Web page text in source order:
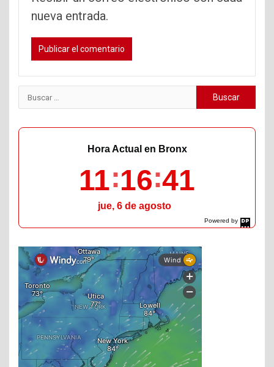
nueva entrada.
Buscar:
Powered by
DaysPedia.com
Hora Actual en Bronx
11 16 42
jue, 6 de agosto